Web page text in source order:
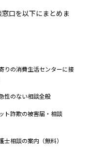
口を以下にまとめま
りの消費生活センターに接
性のない相談全般
ト詐欺の被害届・相談
士相談の案内（無料）